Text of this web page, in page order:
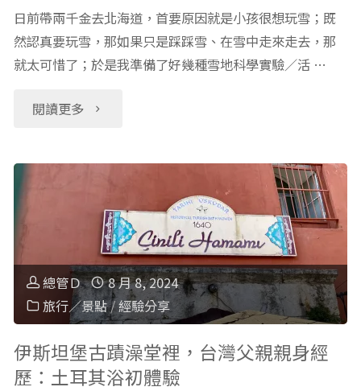
日前帶兩千金去北海道，首要原因就是小孩很想玩雪；既
然認真要玩雪，那如果只是踩踩雪、在雪中走來走去，那
就太可惜了；於是我準備了好幾種雪地科學實驗／活 …
閱讀更多
"日
道
玩
雪
STEAM
總管Ｄ
8 月 8, 2024
旅行／景點/經驗分享
伊斯坦堡古蹟澡堂裡，台灣父親親身經
歷：土耳其浴初體驗